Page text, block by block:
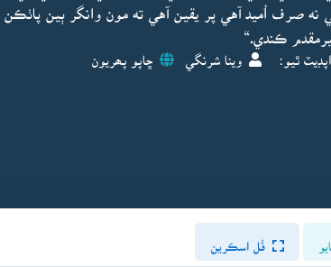
صرف اُميد آهي پر يقين آهي ته مون وانگر ٻين پاٺڪن
ڪندي.“
ٿيو: وينا شرنگي ڇاپو پھريون
فُل اسڪرين